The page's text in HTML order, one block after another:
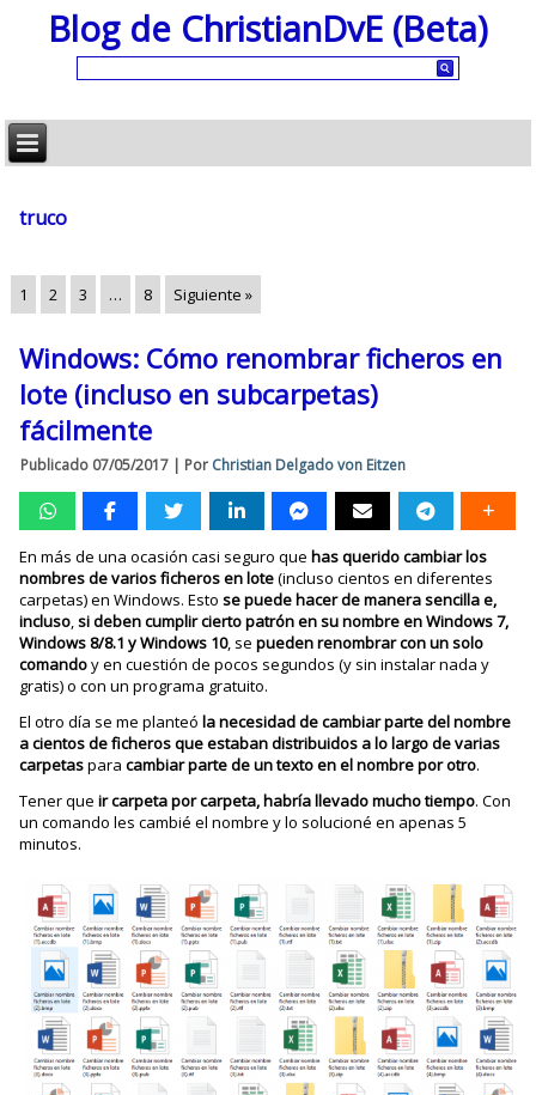
Blog de ChristianDvE (Beta)
truco
1 2 3 … 8 Siguiente »
Windows: Cómo renombrar ficheros en
lote (incluso en subcarpetas)
fácilmente
Publicado 07/05/2017 | Por Christian Delgado von Eitzen
En más de una ocasión casi seguro quehas querido cambiar los
nombres de varios ficheros en lote(incluso cientos en diferentes
carpetas) en Windows. Estose puede hacer de manera sencilla e,
incluso,si deben cumplir cierto patrón en su nombre en Windows 7,
Windows 8/8.1 y Windows 10, sepueden renombrar con un solo
comandoy en cuestión de pocos segundos (y sin instalar nada y
gratis) o con un programa gratuito.
El otro día se me planteóla necesidad de cambiar parte del nombre
a cientos de ficheros que estaban distribuidos a lo largo de varias
carpetasparacambiar parte de un texto en el nombre por otro.
Tener queir carpeta por carpeta, habría llevado mucho tiempo. Con
un comando les cambié el nombre y lo solucioné en apenas 5
minutos.